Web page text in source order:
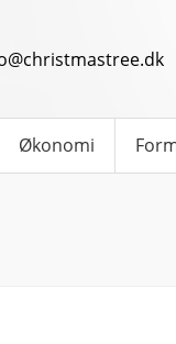
Økonomi